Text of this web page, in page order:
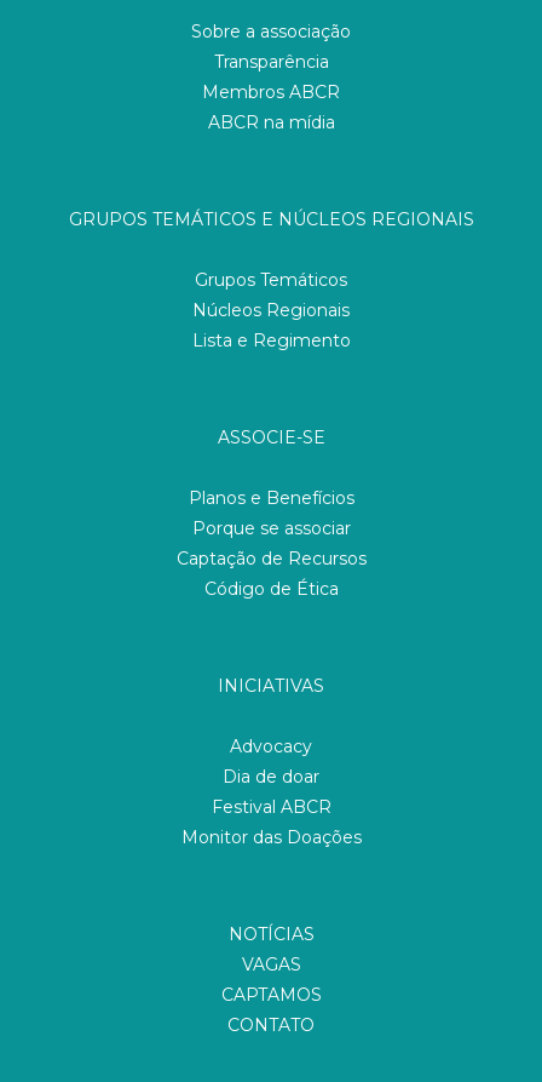
Sobre a associação
Transparência
Membros ABCR
ABCR na mídia
GRUPOS TEMÁTICOS E NÚCLEOS REGIONAIS
Grupos Temáticos
Núcleos Regionais
Lista e Regimento
ASSOCIE-SE
Planos e Benefícios
Porque se associar
Captação de Recursos
Código de Ética
INICIATIVAS
Advocacy
Dia de doar
Festival ABCR
Monitor das Doações
NOTÍCIAS
VAGAS
CAPTAMOS
CONTATO